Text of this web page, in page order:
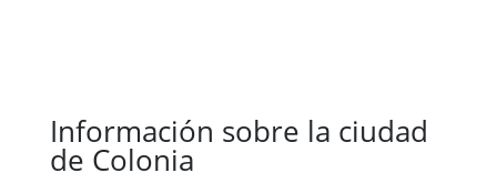
Información sobre la ciudad
de Colonia